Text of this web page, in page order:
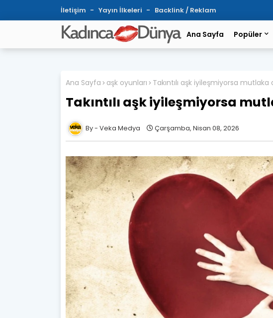
İletişim Yayın İlkeleri Backlink / Reklam
Ana Sayfa Popüler
Ana Sayfa aşk oyunları Takıntılı aşk iyileşmiyorsa mutlaka
Takıntılı aşk iyileşmiyorsa
Veka Medya Çarşamba, Nisan 08, 2026